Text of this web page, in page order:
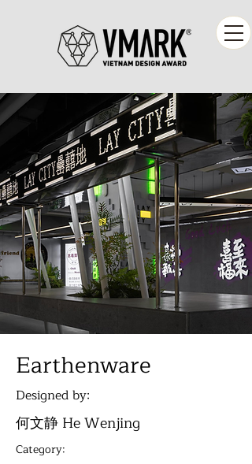
Earthenware
Designed by:
何文静 He Wenjing
Category: